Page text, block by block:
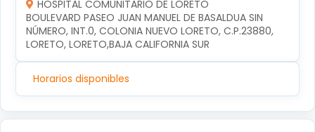
HOSPITAL COMUNITARIO DE LORETO
BOULEVARD PASEO JUAN MANUEL DE BASALDUA SIN
NÚMERO, INT.0, COLONIA NUEVO LORETO, C.P.23880,
LORETO, LORETO,BAJA CALIFORNIA SUR
Horarios disponibles